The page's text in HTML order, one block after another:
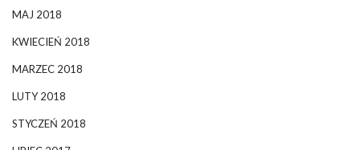
MAJ 2018
KWIECIEŃ 2018
MARZEC 2018
LUTY 2018
STYCZEŃ 2018